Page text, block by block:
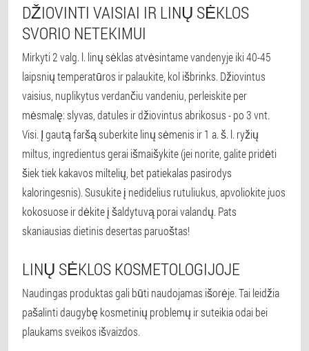
DŽIOVINTI VAISIAI IR LINŲ SĖKLOS
SVORIO NETEKIMUI
Mirkyti 2 valg. l. linų sėklas atvėsintame vandenyje iki 40-45
laipsnių temperatūros ir palaukite, kol išbrinks. Džiovintus
vaisius, nuplikytus verdančiu vandeniu, perleiskite per
mėsmalę: slyvas, datules ir džiovintus abrikosus - po 3 vnt.
Visi. Į gautą faršą suberkite linų sėmenis ir 1 a. š. l. ryžių
miltus, ingredientus gerai išmaišykite (jei norite, galite pridėti
šiek tiek kakavos miltelių, bet patiekalas pasirodys
kaloringesnis). Susukite į nedidelius rutuliukus, apvoliokite juos
kokosuose ir dėkite į šaldytuvą porai valandų. Pats
skaniausias dietinis desertas paruoštas!
LINŲ SĖKLOS KOSMETOLOGIJOJE
Naudingas produktas gali būti naudojamas išorėje. Tai leidžia
pašalinti daugybę kosmetinių problemų ir suteikia odai bei
plaukams sveikos išvaizdos.